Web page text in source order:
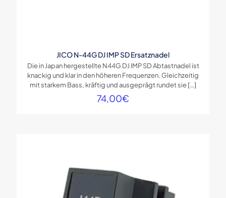
JICO N-44G DJ IMP SD Ersatznadel
Die in Japan hergestellte N44G DJ IMP SD Abtastnadel ist
knackig und klar in den höheren Frequenzen. Gleichzeitig
mit starkem Bass, kräftig und ausgeprägt rundet sie[…]
74,00€